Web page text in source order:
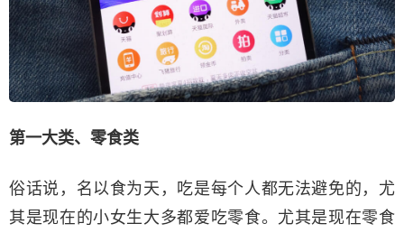
第一大类、零食类
俗话说，名以食为天，吃是每个人都无法避免的，尤
其是现在的小女生大多都爱吃零食。尤其是现在零食